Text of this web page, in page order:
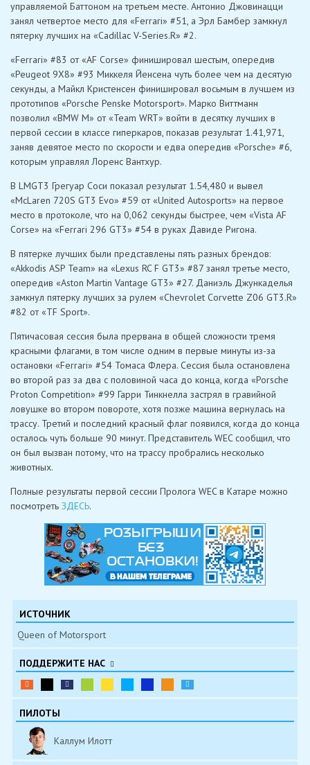
управляемой Баттоном на третьем месте. Антонио Джовинацци
занял четвертое место для «Ferrari» #51, а Эрл Бамбер замкнул
пятерку лучших на «Cadillac V-Series.R» #2.
«Ferrari» #83 от «AF Corse» финишировал шестым, опередив
«Peugeot 9X8» #93 Миккеля Йенсена чуть более чем на десятую
секунды, а Майкл Кристенсен финишировал восьмым в лучшем из
прототипов «Porsche Penske Motorsport». Марко Виттманн
позволил «BMW M» от «Team WRT» войти в десятку лучших в
первой сессии в классе гиперкаров, показав результат 1.41,971,
заняв девятое место по скорости и едва опередив «Porsche» #6,
которым управлял Лоренс Вантхур.
В LMGT3 Грегуар Соси показал результат 1.54,480 и вывел
«McLaren 720S GT3 Evo» #59 от «United Autosports» на первое
место в протоколе, что на 0,062 секунды быстрее, чем «Vista AF
Corse» на «Ferrari 296 GT3» #54 в руках Давиде Ригона.
В пятерке лучших были представлены пять разных брендов:
«Akkodis ASP Team» на «Lexus RC F GT3» #87 занял третье место,
опередив «Aston Martin Vantage GT3» #27. Даниэль Джункаделья
замкнул пятерку лучших за рулем «Chevrolet Corvette Z06 GT3.R»
#82 от «TF Sport».
Пятичасовая сессия была прервана в общей сложности тремя
красными флагами, в том числе одним в первые минуты из-за
остановки «Ferrari» #54 Томаса Флера. Сессия была остановлена ​​
во второй раз за два с половиной часа до конца, когда «Porsche
Proton Competition» #99 Гарри Тинкнелла застрял в гравийной
ловушке во втором повороте, хотя позже машина вернулась на
трассу. Третий и последний красный флаг появился, когда до конца
осталось чуть больше 90 минут. Представитель WEC сообщил, что
он был вызван потому, что на трассу пробрались несколько
животных.
Полные результаты первой сессии Пролога WEC в Катаре можно
посмотреть ЗДЕСЬ.
ИСТОЧНИК
Queen of Motorsport
ПОДДЕРЖИТЕ НАС
ПИЛОТЫ
Каллум Илотт